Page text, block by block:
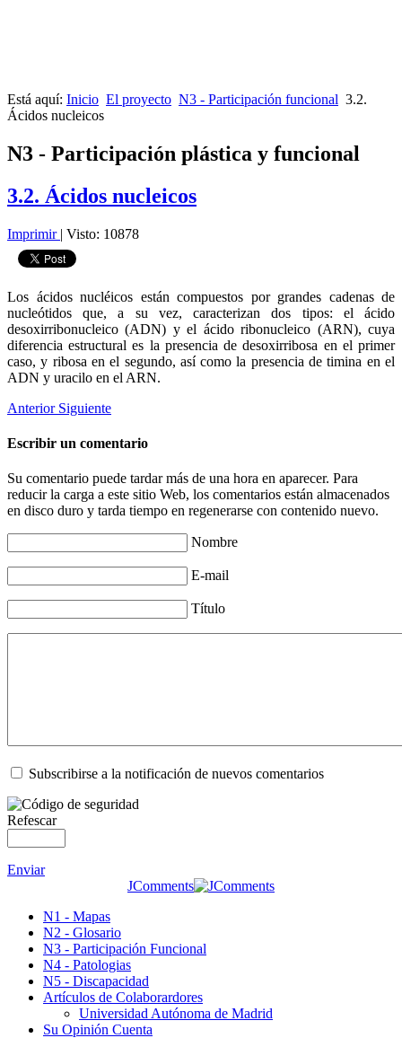
Está aquí: Inicio El proyecto N3 - Participación funcional 3.2.
Ácidos nucleicos
N3 - Participación plástica y funcional
3.2. Ácidos nucleicos
Imprimir | Visto: 10878
Los ácidos nucléicos están compuestos por grandes cadenas de
nucleótidos que, a su vez, caracterizan dos tipos: el ácido
desoxirribonucleico (ADN) y el ácido ribonucleico (ARN), cuya
diferencia estructural es la presencia de desoxirribosa en el primer
caso, y ribosa en el segundo, así como la presencia de timina en el
ADN y uracilo en el ARN.
Anterior Siguiente
Escribir un comentario
Su comentario puede tardar más de una hora en aparecer. Para
reducir la carga a este sitio Web, los comentarios están almacenados
en disco duro y tarda tiempo en regenerarse con contenido nuevo.
Nombre
E-mail
Título
Subscribirse a la notificación de nuevos comentarios
Refescar
Enviar
JComments
N1 - Mapas
N2 - Glosario
N3 - Participación Funcional
N4 - Patologias
N5 - Discapacidad
Artículos de Colaborardores
Universidad Autónoma de Madrid
Su Opinión Cuenta